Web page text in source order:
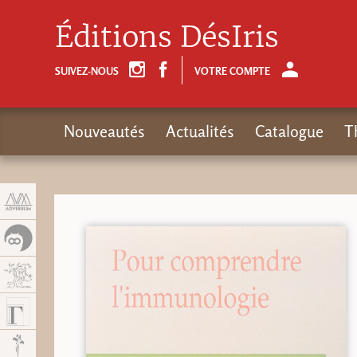
Éditions DésIris
SUIVEZ-NOUS VOTRE COMPTE
Nouveautés Actualités Catalogue